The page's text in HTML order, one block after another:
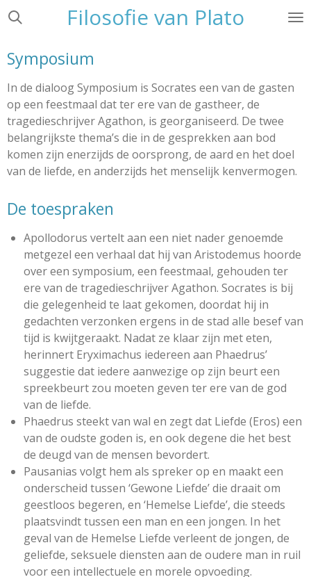
Ga
de
hoofdinhoud
Filosofie van Plato
Symposium
In de dialoogSymposium is Socrates een van de gasten
op een feestmaal dat ter ere van de gastheer, de
tragedieschrijver Agathon, is georganiseerd. De twee
belangrijkste thema’s die in de gesprekken aan bod
komen zijn enerzijds de oorsprong, de aard en het doel
van de liefde, en anderzijds het menselijk kenvermogen.
De toespraken
Apollodorus vertelt aan een niet nader genoemde
metgezel een verhaal dat hij van Aristodemus hoorde
over een symposium, een feestmaal, gehouden ter
ere van de tragedieschrijver Agathon. Socrates is bij
die gelegenheid te laat gekomen, doordat hij in
gedachten verzonken ergens in de stad alle besef van
tijd is kwijtgeraakt. Nadat ze klaar zijn met eten,
herinnert Eryximachus iedereen aan Phaedrus’
suggestie dat iedere aanwezige op zijn beurt een
spreekbeurt zou moeten geven ter ere van de god
van de liefde.
Phaedrus steekt van wal en zegt dat Liefde (Eros) een
van de oudste goden is, en ook degene die het best
de deugd van de mensen bevordert.
Pausanias volgt hem als spreker op en maakt een
onderscheid tussen ‘Gewone Liefde’ die draait om
geestloos begeren, en ‘Hemelse Liefde’, die steeds
plaatsvindt tussen een man en een jongen. In het
geval van de Hemelse Liefde verleent de jongen, de
geliefde, seksuele diensten aan de oudere man in ruil
voor een intellectuele en morele opvoeding.